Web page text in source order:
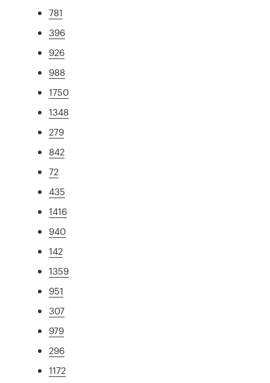
781
396
926
988
1750
1348
279
842
72
435
1416
940
142
1359
951
307
979
296
1172